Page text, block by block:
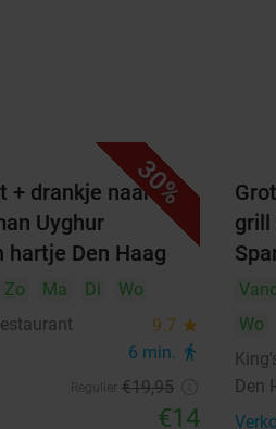
30%
+ drankje naar
Uyghur
hartje Den Haag
Zo Ma Di
Wo
9.7 star
6 min. directions_walk
€19,95
€14
grill
Wo
Den